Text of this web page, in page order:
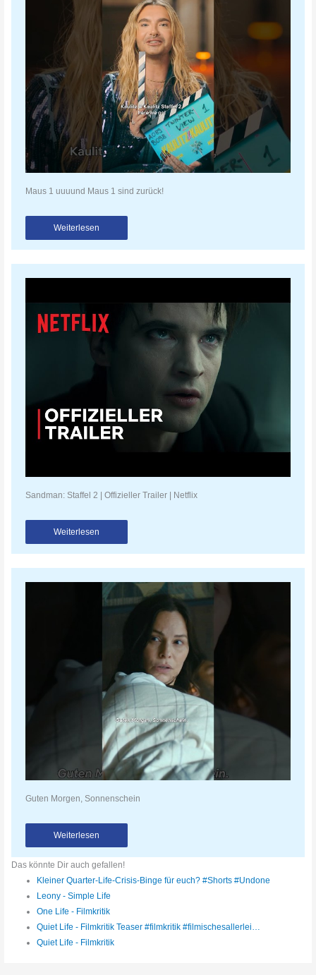
Maus 1 uuuund Maus 1 sind zurück!
Weiterlesen
Sandman: Staffel 2 | Offizieller Trailer | Netflix
Weiterlesen
Guten Morgen, Sonnenschein
Weiterlesen
Das könnte Dir auch gefallen!
Kleiner Quarter-Life-Crisis-Binge für euch? #Shorts #Undone
Leony - Simple Life
One Life - Filmkritik
Quiet Life - Filmkritik Teaser #filmkritik #filmischesallerlei…
Quiet Life - Filmkritik